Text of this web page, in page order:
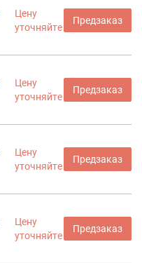
Цену
уточняйте
Предзаказ
Цену
уточняйте
Предзаказ
Цену
уточняйте
Предзаказ
Цену
уточняйте
Предзаказ